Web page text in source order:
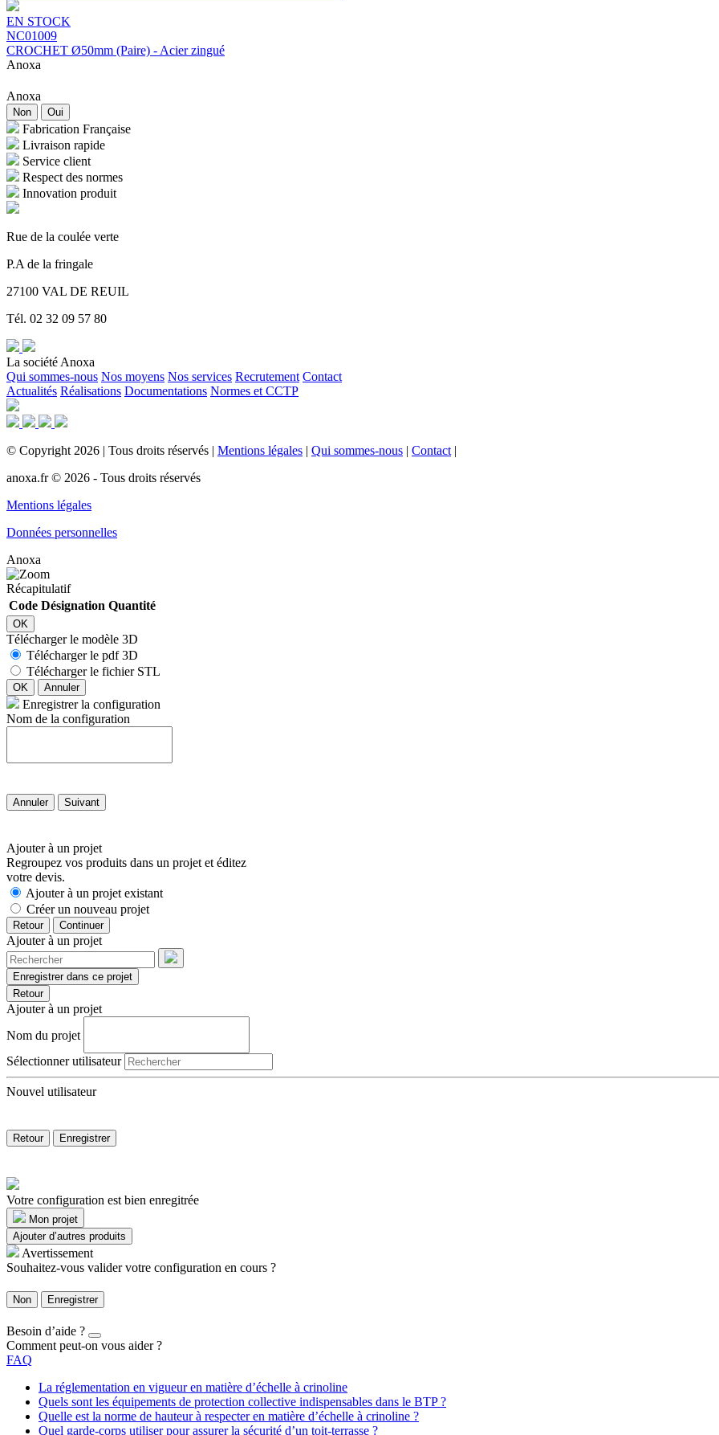
EN STOCK
NC01009
CROCHET Ø50mm (Paire) - Acier zingué
Anoxa
Anoxa
Non Oui
Fabrication Française
Livraison rapide
Service client
Respect des normes
Innovation produit
Rue de la coulée verte
P.A de la fringale
27100 VAL DE REUIL
Tél. 02 32 09 57 80
La société Anoxa
Qui sommes-nous Nos moyens Nos services Recrutement Contact
Actualités Réalisations Documentations Normes et CCTP
© Copyright 2026 | Tous droits réservés | Mentions légales | Qui sommes-nous | Contact |
anoxa.fr © 2026 - Tous droits réservés
Mentions légales
Données personnelles
Anoxa
Récapitulatif
Code Désignation Quantité
OK
Télécharger le modèle 3D
Télécharger le pdf 3D
Télécharger le fichier STL
OK Annuler
Enregistrer la configuration
Nom de la configuration
Annuler Suivant
Ajouter à un projet
Regroupez vos produits dans un projet et éditez
votre devis.
Ajouter à un projet existant
Créer un nouveau projet
Retour Continuer
Ajouter à un projet
Enregistrer dans ce projet
Retour
Ajouter à un projet
Nom du projet
Sélectionner utilisateur
Nouvel utilisateur
Retour Enregistrer
Votre configuration est bien enregitrée
Mon projet
Ajouter d’autres produits
Avertissement
Souhaitez-vous valider votre configuration en cours ?
Non Enregistrer
Besoin d’aide ?
Comment peut-on vous aider ?
FAQ
La réglementation en vigueur en matière d’échelle à crinoline
Quels sont les équipements de protection collective indispensables dans le BTP ?
Quelle est la norme de hauteur à respecter en matière d’échelle à crinoline ?
Quel garde-corps utiliser pour assurer la sécurité d’un toit-terrasse ?